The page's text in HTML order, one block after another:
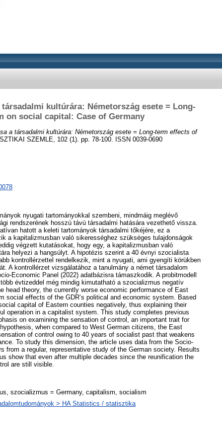
kultúrára: Németország esete = Long-
on social capital: Case of Germany
a társadalmi kultúrára: Németország esete = Long-term effects of
SZEMLE, 102 (1). pp. 78-100. ISSN 0039-0690
nyugati tartományokkal szembeni, mindmáig meglévő
rendszerének hosszú távú társadalmi hatására vezethető vissza.
hatott a keleti tartományok társadalmi tőkéjére, ez a
a kapitalizmusban való sikerességhez szükséges tulajdonságok
végzett kutatásokat, hogy egy, a kapitalizmusban való
helyezi a hangsúlyt. A hipotézis szerint a 40 évnyi szocialista
kontrollérzettel rendelkezik, mint a nyugati, ami gyengíti körükben
A kontrollérzet vizsgálatához a tanulmány a német társadalom
Economic Panel (2022) adatbázisra támaszkodik. A probitmodell
évtizeddel még mindig kimutatható a szocializmus negatív
head theory, the currently worse economic performance of East
social effects of the GDR’s political and economic system. Based
capital of Eastern counties negatively, thus explaining their
operation in a capitalist system. This study completes previous
on examining the sensation of control, an important trait for
when compared to West German citizens, the East
of control owing to 40 years of socialist past that weakens
To study this dimension, the article uses data from the Socio-
from a regular, representative study of the German society. Results
show that even after multiple decades since the reunification the
are still visible.
szocializmus = Germany, capitalism, socialism
> HA Statistics / statisztika